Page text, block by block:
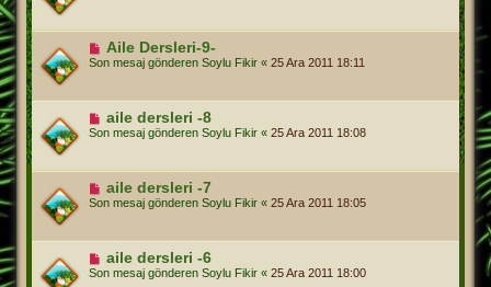
Aile Dersleri-9-
Son mesaj gönderen Soylu Fikir « 25 Ara 2011 18:11
aile dersleri -8
Son mesaj gönderen Soylu Fikir « 25 Ara 2011 18:08
aile dersleri -7
Son mesaj gönderen Soylu Fikir « 25 Ara 2011 18:05
aile dersleri -6
Son mesaj gönderen Soylu Fikir « 25 Ara 2011 18:00